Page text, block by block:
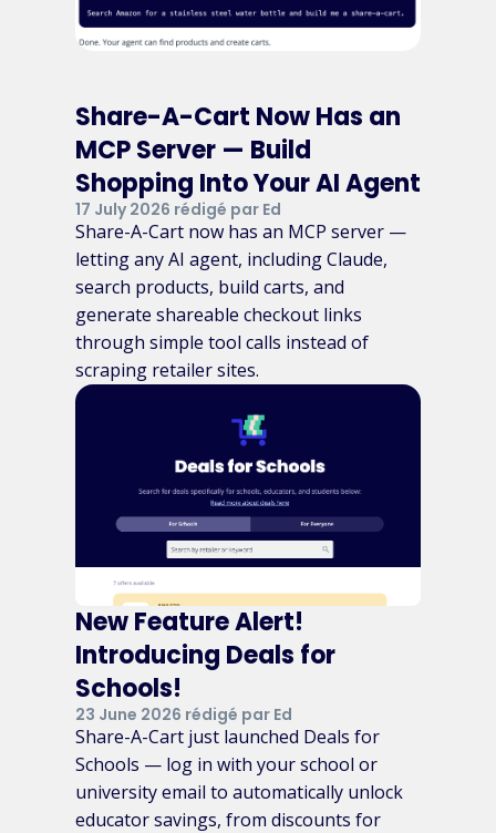
Share-A-Cart Now Has an
MCP Server — Build
Shopping Into Your AI Agent
17 July 2026 rédigé par Ed
Share-A-Cart now has an MCP server —
letting any AI agent, including Claude,
search products, build carts, and
generate shareable checkout links
through simple tool calls instead of
scraping retailer sites.
New Feature Alert!
Introducing Deals for
Schools!
23 June 2026 rédigé par Ed
Share-A-Cart just launched Deals for
Schools — log in with your school or
university email to automatically unlock
educator savings, from discounts for